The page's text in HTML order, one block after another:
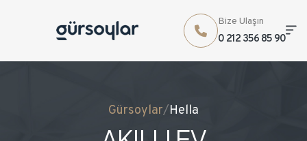
Bize Ulaşın
0 212 356 85 90
Gürsoylar/Hella